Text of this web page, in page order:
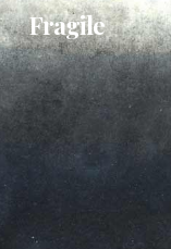
Skip
to
main
content
Fragile